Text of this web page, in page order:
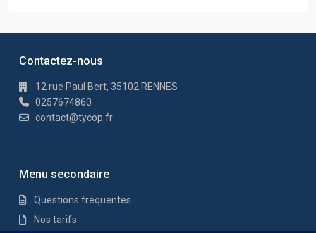
Contactez-nous
12 rue Paul Bert, 35102 RENNES
0257674860
contact@tycop.fr
Menu secondaire
Questions fréquentes
Nos tarifs